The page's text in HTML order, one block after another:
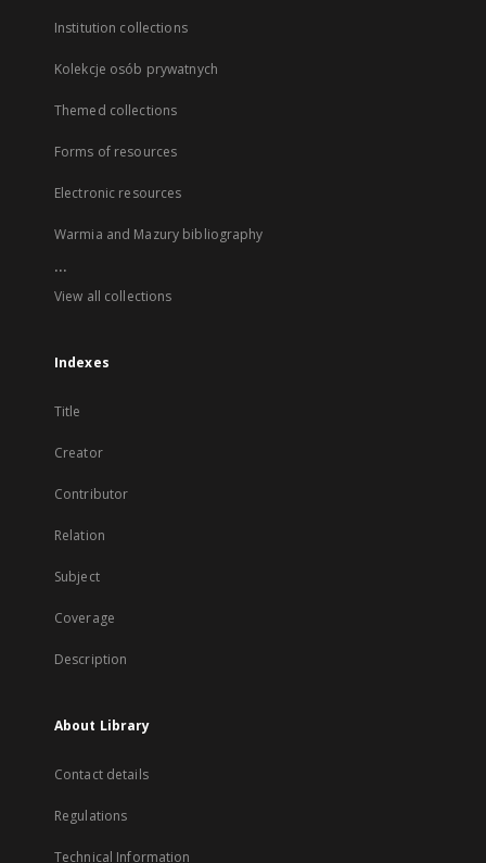
Institution collections
Kolekcje osób prywatnych
Themed collections
Forms of resources
Electronic resources
Warmia and Mazury bibliography
...
View all collections
Indexes
Title
Creator
Contributor
Relation
Subject
Coverage
Description
About Library
Contact details
Regulations
Technical Information